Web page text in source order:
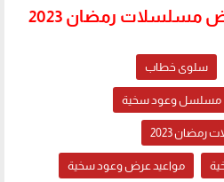
مسلسلات رمضان 2023
سلوى خطاب
مسلسل وعود سخية
2023
مواعيد عرض وعود سخية